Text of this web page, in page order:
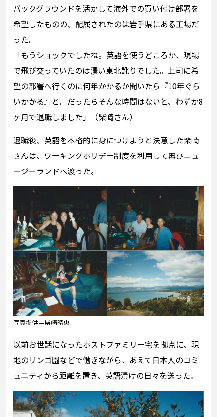
バックグラウンドを活かして海外での買い付け部署を
希望したものの、配属されたのは岩手県にある工場だ
った。
「もうショックでしたね。英語を使うどころか、現場
で飛び交っていたのは濃い東北訛りでした。上司に希
望の部署へ行くのに何年かかるか聞いたら『10年ぐら
いかかる』と。だったらそんな時間はないと、わずか8
ヶ月で退職しました」（柴崎さん）
退職後、英語を本格的に身につけようと決意した柴崎
さんは、ワーキングホリデー制度を利用して再びニュ
ージーランドへ渡った。
写真提供＝柴崎晴央
以前お世話になったホストファミリー宅を拠点に、現
地のリンゴ園などで働きながら、あえて日本人のコミ
ュニティから距離を置き、英語漬けの日々を送った。